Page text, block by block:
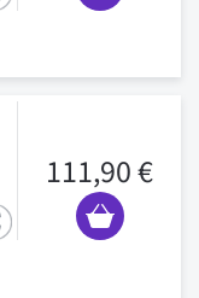
111,90 €